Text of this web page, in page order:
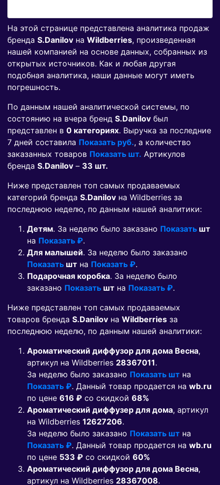
На этой странице представлена аналитика продаж
бренда S.Danilov на Wildberries, произведенная
нашей компанией на основе данных, собранных из
открытых источников. Как и любая другая
подобная аналитика, наши данные могут иметь
погрешность.
По данным нашей аналитической системы, по
состоянию на вчера бренд S.Danilov был
представлен в 0 категориях. Выручка за последние
7 дней составила Показать руб., а количество
заказанных товаров Показать шт. Артикулов
бренда S.Danilov – 33 шт.
Ниже представлен топ самых продаваемых
категорий бренда S.Danilov на Wildberries за
последнюю неделю, по данным нашей аналитики:
Детям. За неделю было заказано Показать шт
на Показать ₽.
Для малышей. За неделю было заказано
Показать шт на Показать ₽.
Подарочная коробка. За неделю было
заказано Показать шт на Показать ₽.
Ниже представлен топ самых продаваемых
товаров бренда S.Danilov на Wildberries за
последнюю неделю, по данным нашей аналитики:
Ароматический диффузор для дома Весна,
артикул на Wildberries 28367011.
За неделю было заказано Показать шт на
Показать ₽. Данный товар продается на wb.ru
по цене 616 ₽ co скидкой 68%
Ароматический диффузер для дома, артикул
на Wildberries 12627206.
За неделю было заказано Показать шт на
Показать ₽. Данный товар продается на wb.ru
по цене 533 ₽ co скидкой 60%
Ароматический диффузор для дома Весна,
артикул на Wildberries 28367008.